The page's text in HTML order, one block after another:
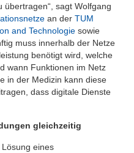
übertragen“, sagt Wolfgang
an der TUM
and Technologie sowie
muss innerhalb der Netze
benötigt wird, welche
wann Funktionen im Netz
in der Medizin kann diese
dass digitale Dienste
gleichzeitig
eines